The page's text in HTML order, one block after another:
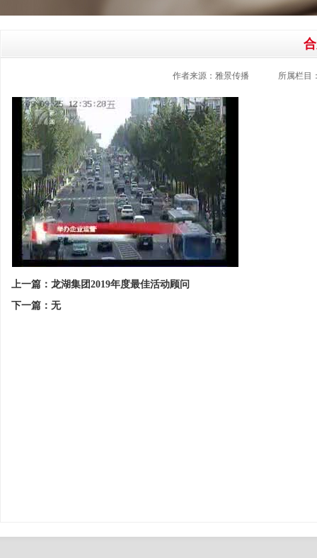
作者来源：雅景传播 所属栏目
上一篇：龙湖集团2019年度最佳活动顾问
下一篇：无